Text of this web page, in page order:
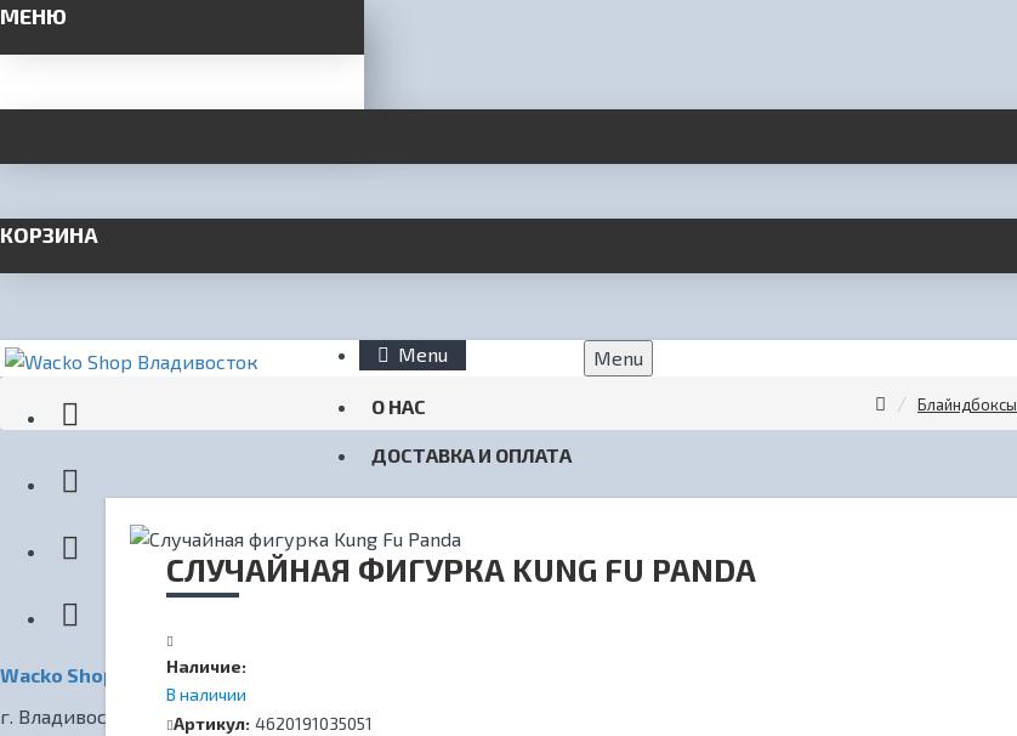
МЕНЮ
КОРЗИНА
Wacko Shop Владивосток
г. Владивосток, ул. Светланская, 7
Menu
О НАС
ДОСТАВКА И ОПЛАТА
КОНТАКТЫ
КИНОТЕАТР
Menu
Блайндбоксы
СЛУЧАЙНАЯ ФИГУРКА KUNG FU PANDA
Наличие:
В наличии
Артикул: 4620191035051